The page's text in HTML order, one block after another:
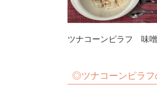
ツナコーンピラフ 味
◎ツナコーンピラフ